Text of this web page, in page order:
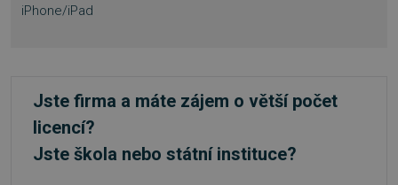
iPhone/iPad
Jste firma a máte zájem o větší počet
licencí?
Jste škola nebo státní instituce?